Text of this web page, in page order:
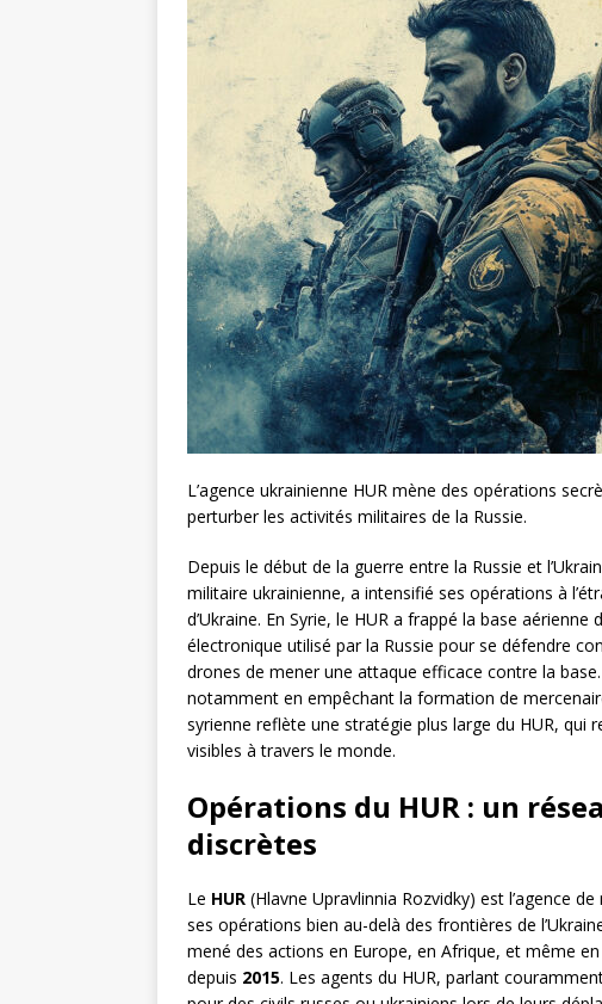
L’agence ukrainienne HUR mène des opérations
perturber les activités militaires de la Russie.
Depuis le début de la guerre entre la Russie et
militaire ukrainienne, a intensifié ses opérations à
d’Ukraine. En Syrie, le HUR a frappé la base
électronique utilisé par la Russie pour se défendre
drones de mener une attaque efficace contre la
notamment en empêchant la formation de
syrienne reflète une stratégie plus large du HUR,
visibles à travers le monde.
Opérations du HUR : un
discrètes
Le HUR (Hlavne Upravlinnia Rozvidky) est l’agence
ses opérations bien au-delà des frontières de
mené des actions en Europe, en Afrique, et même
depuis 2015. Les agents du HUR, parlant